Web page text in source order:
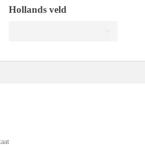
Hollands veld